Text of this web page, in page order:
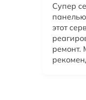
Супер
этот
ремонт.